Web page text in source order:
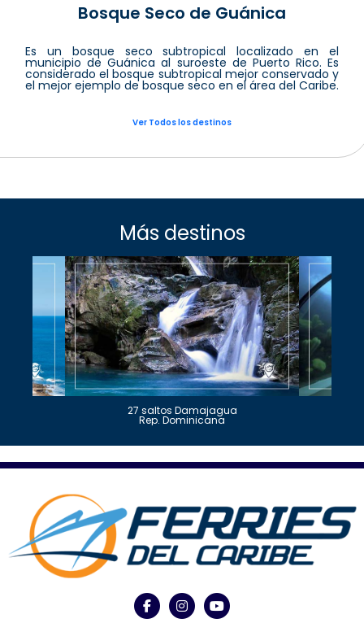
Bosque Seco de Guánica
Es un bosque seco subtropical localizado en el
municipio de Guánica al suroeste de Puerto Rico. Es
considerado el bosque subtropical mejor conservado y
el mejor ejemplo de bosque seco en el área del Caribe.
Ver Todos los destinos
Más destinos
27 saltos Damajagua
Rep. Dominicana